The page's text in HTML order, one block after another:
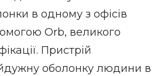
в одному з офісів
Orb, великого
Пристрій
оболонку людини в